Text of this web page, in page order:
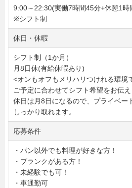
9:00～22:30(実働7時間45分+休憩1時
※シフト制
休日・休暇
シフト制（1か月）
月8日休(有給休暇あり)
<オンもオフもメリハリつけれる環境
ご予定に合わせてシフト希望をお伝
休日は月8日になるので、プライベー
しっかり取れます。
応募条件
・パン以外でも料理が好きな方！
・ブランクがある方！
・未経験でも可！
・車通勤可